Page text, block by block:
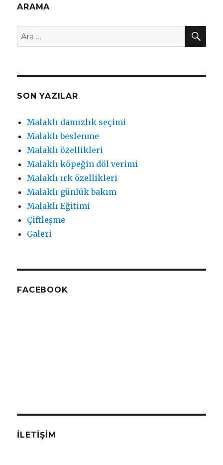
ARAMA
Ara:
SON YAZILAR
Malaklı damızlık seçimi
Malaklı beslenme
Malaklı özellikleri
Malaklı köpeğin döl verimi
Malaklı ırk özellikleri
Malaklı günlük bakım
Malaklı Eğitimi
Çiftleşme
Galeri
FACEBOOK
İLETIŞIM